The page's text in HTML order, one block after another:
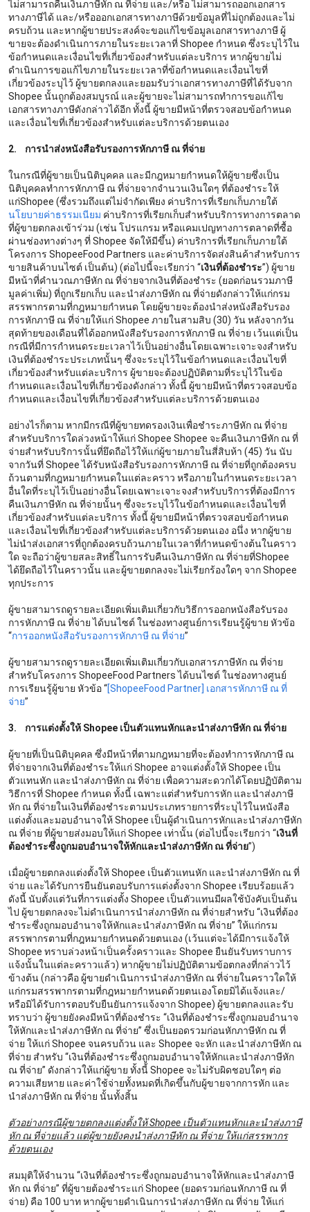
ไม่สามารถคืนเงินภาษีหัก ณ ที่จ่าย และ/หรือ ไม่สามารถออกเอกสาร
ทางภาษีได้ และ/หรือออกเอกสารทางภาษีด้วยข้อมูลที่ไม่ถูกต้องและไม่
ครบถ้วน และหากผู้ขายประสงค์จะขอแก้ไขข้อมูลเอกสารทางภาษี ผู้
ขายจะต้องดำเนินการภายในระยะเวลาที่ Shopee กำหนด ซึ่งระบุไว้ใน
ข้อกำหนดและเงื่อนไขที่เกี่ยวข้องสำหรับแต่ละบริการ หากผู้ขายไม่
ดำเนินการขอแก้ไขภายในระยะเวลาที่ข้อกำหนดและเงื่อนไขที่
เกี่ยวข้องระบุไว้ ผู้ขายตกลงและยอมรับว่าเอกสารทางภาษีที่ได้รับจาก
Shopee นั้นถูกต้องสมบูรณ์ และผู้ขายจะไม่สามารถทำการขอแก้ไข
เอกสารทางภาษีดังกล่าวได้อีก ทั้งนี้ ผู้ขายมีหน้าที่ตรวจสอบข้อกำหนด
และเงื่อนไขที่เกี่ยวข้องสำหรับแต่ละบริการด้วยตนเอง
2. การนำส่งหนังสือรับรองการหักภาษี ณ ที่จ่าย
ในกรณีที่ผู้ขายเป็นนิติบุคคล และมีกฎหมายกำหนดให้ผู้ขายซึ่งเป็น
นิติบุคคลทำการหักภาษี ณ ที่จ่ายจากจำนวนเงินใดๆ ที่ต้องชำระให้
แก่Shopee (ซึ่งรวมถึงแต่ไม่จำกัดเพียง ค่าบริการที่เรียกเก็บภายใต้
นโยบายค่าธรรมเนียม ค่าบริการที่เรียกเก็บสำหรับบริการทางการตลาด
ที่ผู้ขายตกลงเข้าร่วม (เช่น โปรแกรม หรือแคมเปญทางการตลาดที่ซื้อ
ผ่านช่องทางต่างๆ ที่ Shopee จัดให้มีขึ้น) ค่าบริการที่เรียกเก็บภายใต้
โครงการ ShopeeFood Partners และค่าบริการจัดส่งสินค้าสำหรับการ
ขายสินค้าบนไซต์ เป็นต้น) (ต่อไปนี้จะเรียกว่า “เงินที่ต้องชำระ”) ผู้ขาย
มีหน้าที่คำนวณภาษีหัก ณ ที่จ่ายจากเงินที่ต้องชำระ (ยอดก่อนรวมภาษี
มูลค่าเพิ่ม) ที่ถูกเรียกเก็บ และนำส่งภาษีหัก ณ ที่จ่ายดังกล่าวให้แก่กรม
สรรพากรตามที่กฎหมายกำหนด โดยผู้ขายจะต้องนำส่งหนังสือรับรอง
การหักภาษี ณ ที่จ่ายให้แก่ Shopee ภายในสามสิบ (30) วัน หลังจากวัน
สุดท้ายของเดือนที่ได้ออกหนังสือรับรองการหักภาษี ณ ที่จ่าย เว้นแต่เป็น
กรณีที่มีการกำหนดระยะเวลาไว้เป็นอย่างอื่นโดยเฉพาะเจาะจงสำหรับ
เงินที่ต้องชำระประเภทนั้นๆ ซึ่งจะระบุไว้ในข้อกำหนดและเงื่อนไขที่
เกี่ยวข้องสำหรับแต่ละบริการ ผู้ขายจะต้องปฏิบัติตามที่ระบุไว้ในข้อ
กำหนดและเงื่อนไขที่เกี่ยวข้องดังกล่าว ทั้งนี้ ผู้ขายมีหน้าที่ตรวจสอบข้อ
กำหนดและเงื่อนไขที่เกี่ยวข้องสำหรับแต่ละบริการด้วยตนเอง
อย่างไรก็ตาม หากมีกรณีที่ผู้ขายทดรองเงินเพื่อชำระภาษีหัก ณ ที่จ่าย
สำหรับบริการใดล่วงหน้าให้แก่ Shopee Shopee จะคืนเงินภาษีหัก ณ ที่
จ่ายสำหรับบริการนั้นที่ยึดถือไว้ให้แก่ผู้ขายภายในสี่สิบห้า (45) วัน นับ
จากวันที่ Shopee ได้รับหนังสือรับรองการหักภาษี ณ ที่จ่ายที่ถูกต้องครบ
ถ้วนตามที่กฎหมายกำหนดในแต่ละคราว หรือภายในกำหนดระยะเวลา
อื่นใดที่ระบุไว้เป็นอย่างอื่นโดยเฉพาะเจาะจงสำหรับบริการที่ต้องมีการ
คืนเงินภาษีหัก ณ ที่จ่ายนั้นๆ ซึ่งจะระบุไว้ในข้อกำหนดและเงื่อนไขที่
เกี่ยวข้องสำหรับแต่ละบริการ ทั้งนี้ ผู้ขายมีหน้าที่ตรวจสอบข้อกำหนด
และเงื่อนไขที่เกี่ยวข้องสำหรับแต่ละบริการด้วยตนเอง อนึ่ง หากผู้ขาย
ไม่นำส่งเอกสารที่ถูกต้องครบถ้วนภายในเวลาที่กำหนดข้างต้นในคราว
ใด จะถือว่าผู้ขายสละสิทธิ์ในการรับคืนเงินภาษีหัก ณ ที่จ่ายที่Shopee
ได้ยึดถือไว้ในคราวนั้น และผู้ขายตกลงจะไม่เรียกร้องใดๆ จาก Shopee
ทุกประการ
ผู้ขายสามารถดูรายละเอียดเพิ่มเติมเกี่ยวกับวิธีการออกหนังสือรับรอง
การหักภาษี ณ ที่จ่าย ได้บนไซต์ ในช่องทางศูนย์การเรียนรู้ผู้ขาย หัวข้อ
“การออกหนังสือรับรองการหักภาษี ณ ที่จ่าย”
ผู้ขายสามารถดูรายละเอียดเพิ่มเติมเกี่ยวกับเอกสารภาษีหัก ณ ที่จ่าย
สำหรับโครงการ ShopeeFood Partners ได้บนไซต์ ในช่องทางศูนย์
การเรียนรู้ผู้ขาย หัวข้อ “[ShopeeFood Partner] เอกสารหักภาษี ณ ที่
จ่าย”
3. การแต่งตั้งให้ Shopee เป็นตัวแทนหักและนำส่งภาษีหัก ณ ที่จ่าย
ผู้ขายที่เป็นนิติบุคคล ซึ่งมีหน้าที่ตามกฎหมายที่จะต้องทำการหักภาษี ณ
ที่จ่ายจากเงินที่ต้องชำระให้แก่ Shopee อาจแต่งตั้งให้ Shopee เป็น
ตัวแทนหัก และนำส่งภาษีหัก ณ ที่จ่าย เพื่อความสะดวกได้โดยปฏิบัติตาม
วิธีการที่ Shopee กำหนด ทั้งนี้ เฉพาะแต่สำหรับการหัก และนำส่งภาษี
หัก ณ ที่จ่ายในเงินที่ต้องชำระตามประเภทรายการที่ระบุไว้ในหนังสือ
แต่งตั้งและมอบอำนาจให้ Shopee เป็นผู้ดำเนินการหักและนำส่งภาษีหัก
ณ ที่จ่าย ที่ผู้ขายส่งมอบให้แก่ Shopee เท่านั้น (ต่อไปนี้จะเรียกว่า “เงินที่
ต้องชำระซึ่งถูกมอบอำนาจให้หักและนำส่งภาษีหัก ณ ที่จ่าย”)
เมื่อผู้ขายตกลงแต่งตั้งให้ Shopee เป็นตัวแทนหัก และนำส่งภาษีหัก ณ ที่
จ่าย และได้รับการยืนยันตอบรับการแต่งตั้งจาก Shopee เรียบร้อยแล้ว
ดังนี้ นับตั้งแต่วันที่การแต่งตั้ง Shopee เป็นตัวแทนมีผลใช้บังคับเป็นต้น
ไป ผู้ขายตกลงจะไม่ดำเนินการนำส่งภาษีหัก ณ ที่จ่ายสำหรับ “เงินที่ต้อง
ชำระซึ่งถูกมอบอำนาจให้หักและนำส่งภาษีหัก ณ ที่จ่าย” ให้แก่กรม
สรรพากรตามที่กฎหมายกำหนดด้วยตนเอง (เว้นแต่จะได้มีการแจ้งให้
Shopee ทราบล่วงหน้าเป็นครั้งคราวและ Shopee ยืนยันรับทราบการ
แจ้งนั้นในแต่ละคราวแล้ว) หากผู้ขายไม่ปฏิบัติตามข้อตกลงที่กล่าวไว้
ข้างต้น (กล่าวคือ ผู้ขายดำเนินการนำส่งภาษีหัก ณ ที่จ่ายในคราวใดให้
แก่กรมสรรพากรตามที่กฎหมายกำหนดด้วยตนเองโดยมิได้แจ้งและ/
หรือมิได้รับการตอบรับยืนยันการแจ้งจาก Shopee) ผู้ขายตกลงและรับ
ทราบว่า ผู้ขายยังคงมีหน้าที่ต้องชำระ “เงินที่ต้องชำระซึ่งถูกมอบอำนาจ
ให้หักและนำส่งภาษีหัก ณ ที่จ่าย” ซึ่งเป็นยอดรวมก่อนหักภาษีหัก ณ ที่
จ่าย ให้แก่ Shopee จนครบถ้วน และ Shopee จะหัก และนำส่งภาษีหัก ณ
ที่จ่าย สำหรับ “เงินที่ต้องชำระซึ่งถูกมอบอำนาจให้หักและนำส่งภาษีหัก
ณ ที่จ่าย” ดังกล่าวให้แก่ผู้ขาย ทั้งนี้ Shopee จะไม่รับผิดชอบใดๆ ต่อ
ความเสียหาย และค่าใช้จ่ายทั้งหมดที่เกิดขึ้นกับผู้ขายจากการหัก และ
นำส่งภาษีหัก ณ ที่จ่าย นั้นทั้งสิ้น
ตัวอย่างกรณีผู้ขายตกลงแต่งตั้งให้ Shopee เป็นตัวแทนหักและนำส่งภาษี
หัก ณ ที่จ่ายแล้ว แต่ผู้ขายยังคงนำส่งภาษีหัก ณ ที่จ่าย ให้แก่สรรพากร
ด้วยตนเอง
สมมุติให้จำนวน “เงินที่ต้องชำระซึ่งถูกมอบอำนาจให้หักและนำส่งภาษี
หัก ณ ที่จ่าย” ที่ผู้ขายต้องชำระแก่ Shopee (ยอดรวมก่อนหักภาษี ณ ที่
จ่าย) คือ 100 บาท หากผู้ขายดำเนินการนำส่งภาษีหัก ณ ที่จ่าย ให้แก่